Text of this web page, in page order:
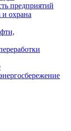
предприятий
и охрана